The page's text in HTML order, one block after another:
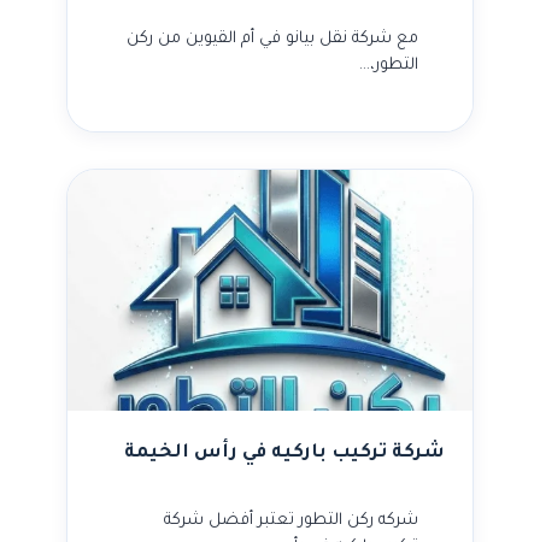
مع شركة نقل بيانو في أم القيوين من ركن
التطور،…
شركة تركيب باركيه في رأس الخيمة
شركه ركن التطور تعتبر أفضل شركة